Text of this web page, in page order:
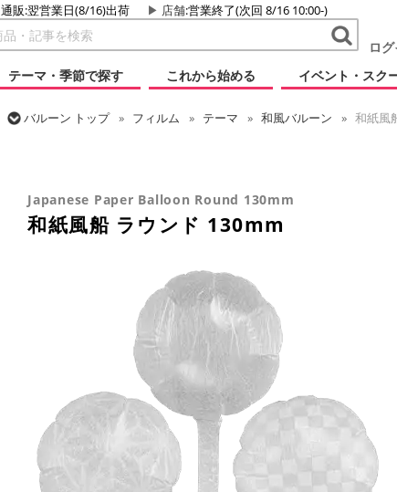
通販:翌営業日(8/16)出荷 店舗:営業終了(次回 8/16 10:00-)
ロ
テーマ・季節で探す
これから始める イベント・スク
バルーン トップ フィルム テーマ 和風バルーン
和紙風
Japanese Paper Balloon Round 130mm
和紙風船 ラウンド 130mm